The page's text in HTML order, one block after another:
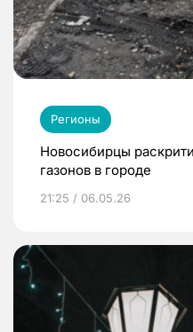
Регионы
Новосибирцы
газонов в городе
21:25 / 06.05.26